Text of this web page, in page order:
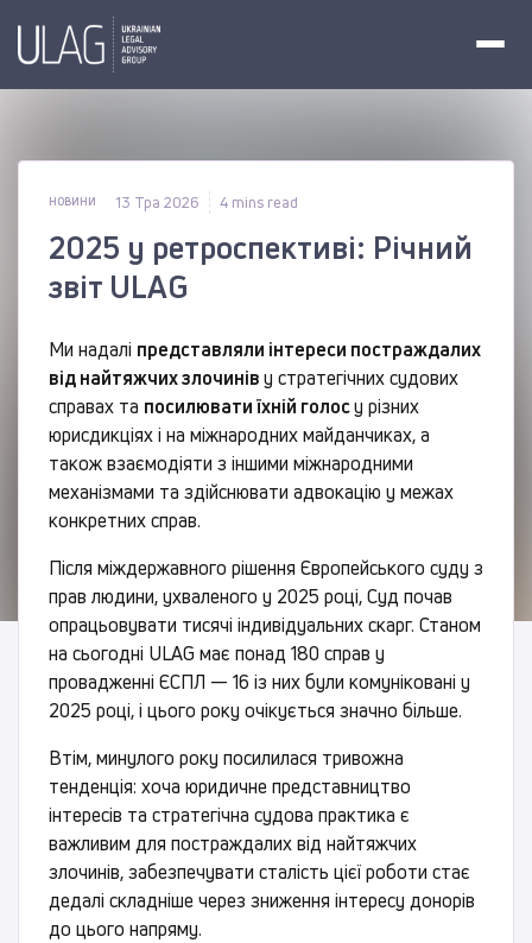
НОВИНИ 13 Тра 2026 4 mins read
2025 у ретроспективі: Річний
звіт ULAG
Ми надалі представляли інтереси постраждалих
від найтяжчих злочиніву стратегічних судових
справах та посилювати їхній голосу різних
юрисдикціях і на міжнародних майданчиках, а
також взаємодіяти з іншими міжнародними
механізмами та здійснювати адвокацію у межах
конкретних справ.
Після міждержавного рішення Європейського суду з
прав людини, ухваленого у 2025 році, Суд почав
опрацьовувати тисячі індивідуальних скарг. Станом
на сьогодні ULAG має понад 180 справ у
провадженні ЄСПЛ — 16 із них були комуніковані у
2025 році, і цього року очікується значно більше.
Втім, минулого року посилилася тривожна
тенденція: хоча юридичне представництво
інтересів та стратегічна судова практика є
важливим для постраждалих від найтяжчих
злочинів, забезпечувати сталість цієї роботи стає
дедалі складніше через зниження інтересу донорів
до цього напряму.